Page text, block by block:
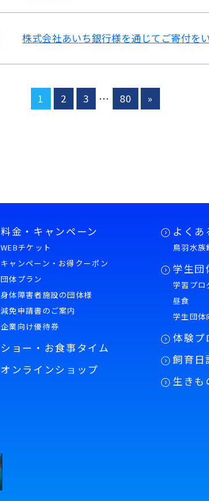
株式会社あいち銀行様を通じてご寄付を
1 2 3 … 80 »
料金・キャンペーン
WEBチケット
キャンペーン・お得クーポン
団体プラン
身体障害者施設の団体様
減免申請書のご案内
企業向け優待券
ショー・お食事タイム
オンラインショップ
よく
鳥羽水族
学生団
学習プロ
昼食
学生団体
体験プ
飼育日
生きも